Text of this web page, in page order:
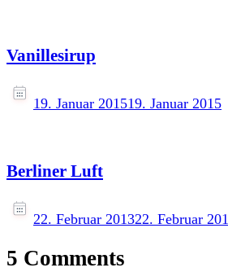
Vanillesirup
19. Januar 201519. Januar 2015
Berliner Luft
22. Februar 201322. Februar
5 Comments